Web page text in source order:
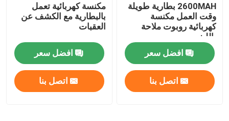
2600MAH بطارية طويلة
وقت العمل مكنسة
كهربائية روبوت ملاحة
بالليزر
افضل سعر
اتصل بنا
مكنسة كهربائية تعمل
بالبطارية مع الكشف عن
العقبات
افضل سعر
اتصل بنا